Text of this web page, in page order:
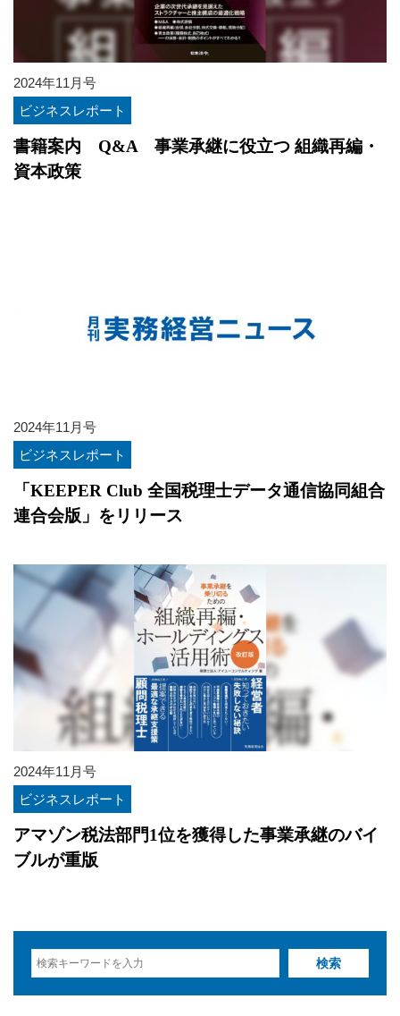
2024年11月号
ビジネスレポート
書籍案内 Q&A 事業承継に役立つ 組織再編・
資本政策
2024年11月号
ビジネスレポート
「KEEPER Club 全国税理士データ通信協同組合
連合会版」をリリース
2024年11月号
ビジネスレポート
アマゾン税法部門1位を獲得した事業承継のバイ
ブルが重版